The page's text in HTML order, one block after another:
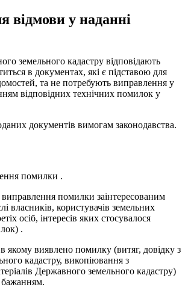
відмови у наданні
земельного кадастру відповідають
в документах, які є підставою для
та не потребують виправлення у
відповідних технічних помилок у
документів вимогам законодавства.
помилки .
помилки заінтересованим
власників, користувачів земельних
осіб, інтересів яких стосувалося
.
якому виявлено помилку (витяг, довідку з
кадастру, викопіювання з
Державного земельного кадастру)
бажанням.